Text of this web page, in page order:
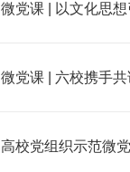
微党课 | 以文化思
微党课 | 六校携手
高校党组织示范微